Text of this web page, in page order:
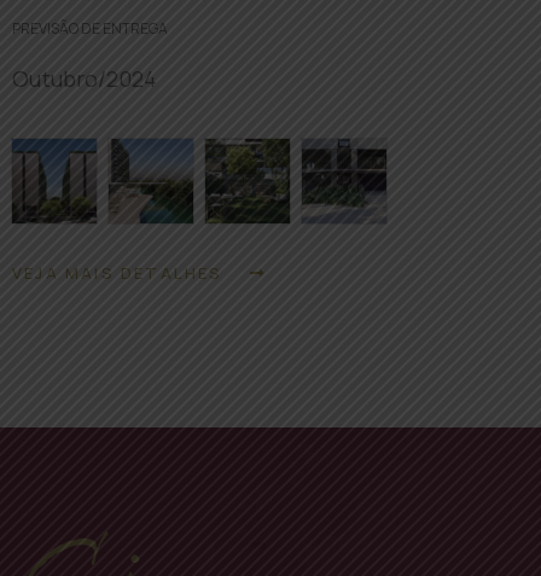
PREVISÃO DE ENTREGA
Outubro/2024
VEJA MAIS DETALHES